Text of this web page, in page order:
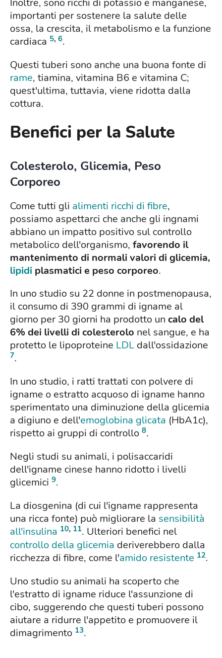
Inoltre, sono ricchi di potassio e manganese,
importanti per sostenere la salute delle
ossa, la crescita, il metabolismo e la funzione
cardiaca 5, 6.
Questi tuberi sono anche una buona fonte di
rame, tiamina, vitamina B6 e vitamina C;
quest'ultima, tuttavia, viene ridotta dalla
cottura.
Benefici per la Salute
Colesterolo, Glicemia, Peso
Corporeo
Come tutti gli alimenti ricchi di fibre,
possiamo aspettarci che anche gli ingnami
abbiano un impatto positivo sul controllo
metabolico dell'organismo, favorendo il
mantenimento di normali valori di glicemia,
lipidi plasmatici e peso corporeo.
In uno studio su 22 donne in postmenopausa,
il consumo di 390 grammi di igname al
giorno per 30 giorni ha prodotto un calo del
6% dei livelli di colesterolo nel sangue, e ha
protetto le lipoproteine LDL dall'ossidazione
7.
In uno studio, i ratti trattati con polvere di
igname o estratto acquoso di igname hanno
sperimentato una diminuzione della glicemia
a digiuno e dell'emoglobina glicata (HbA1c),
rispetto ai gruppi di controllo 8.
Negli studi su animali, i polisaccaridi
dell'igname cinese hanno ridotto i livelli
glicemici 9.
La diosgenina (di cui l'igname rappresenta
una ricca fonte) può migliorare la sensibilità
all'insulina 10, 11. Ulteriori benefici nel
controllo della glicemia deriverebbero dalla
ricchezza di fibre, come l'amido resistente 12.
Uno studio su animali ha scoperto che
l'estratto di igname riduce l'assunzione di
cibo, suggerendo che questi tuberi possono
aiutare a ridurre l'appetito e promuovere il
dimagrimento 13.